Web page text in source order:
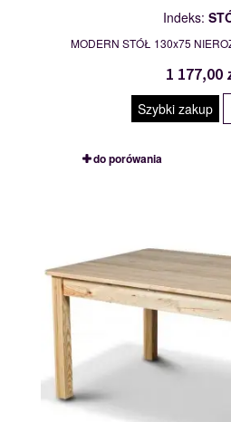
Indeks:
MODERN STÓŁ 130x75
1 177,00
Szybki zakup
do porówania